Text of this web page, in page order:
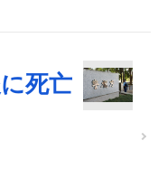
死亡